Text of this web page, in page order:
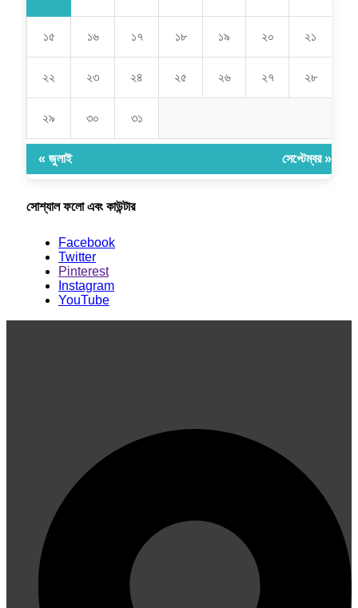
১৫ ১৬ ১৭ ১৮ ১৯ ২০ ২১
২২ ২৩ ২৪ ২৫ ২৬ ২৭ ২৮
২৯ ৩০ ৩১
« জুলাই সেপ্টেম্বর »
সোশ্যাল ফলো এবং কাউন্টার
Facebook
Twitter
Pinterest
Instagram
YouTube